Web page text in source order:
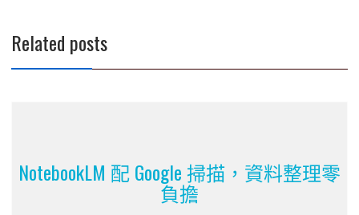
Related posts
NotebookLM 配 Google 掃描，資料整理零
負擔